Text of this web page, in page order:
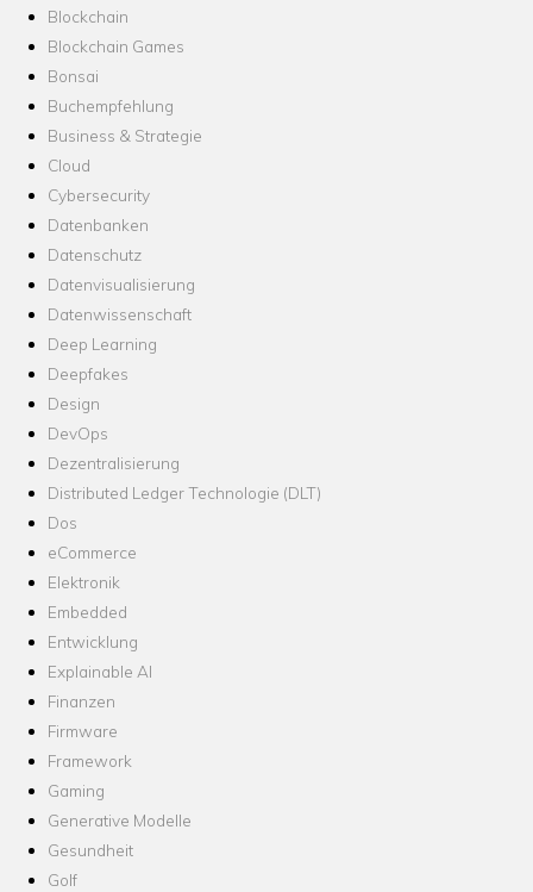
Blockchain
Blockchain Games
Bonsai
Buchempfehlung
Business & Strategie
Cloud
Cybersecurity
Datenbanken
Datenschutz
Datenvisualisierung
Datenwissenschaft
Deep Learning
Deepfakes
Design
DevOps
Dezentralisierung
Distributed Ledger Technologie (DLT)
Dos
eCommerce
Elektronik
Embedded
Entwicklung
Explainable AI
Finanzen
Firmware
Framework
Gaming
Generative Modelle
Gesundheit
Golf